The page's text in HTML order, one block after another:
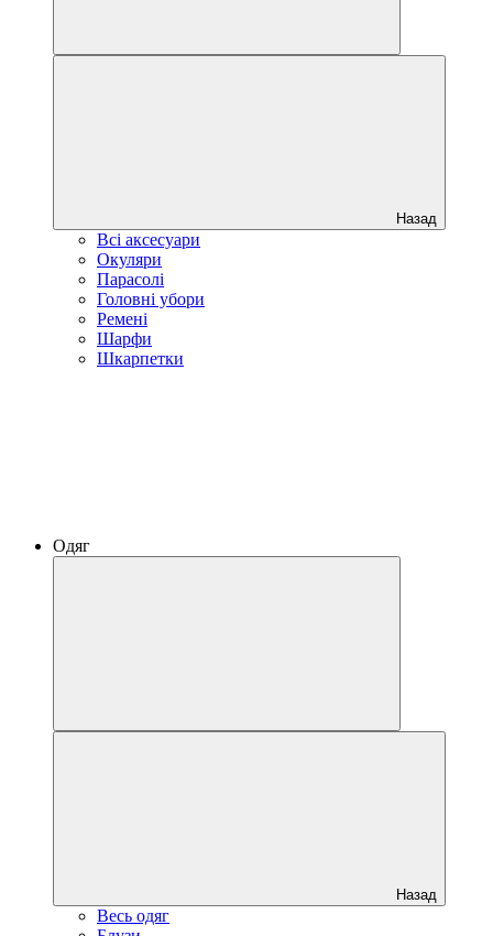
Назад
Всі аксесуари
Окуляри
Парасолі
Головні убори
Ремені
Шарфи
Шкарпетки
Одяг
Назад
Весь одяг